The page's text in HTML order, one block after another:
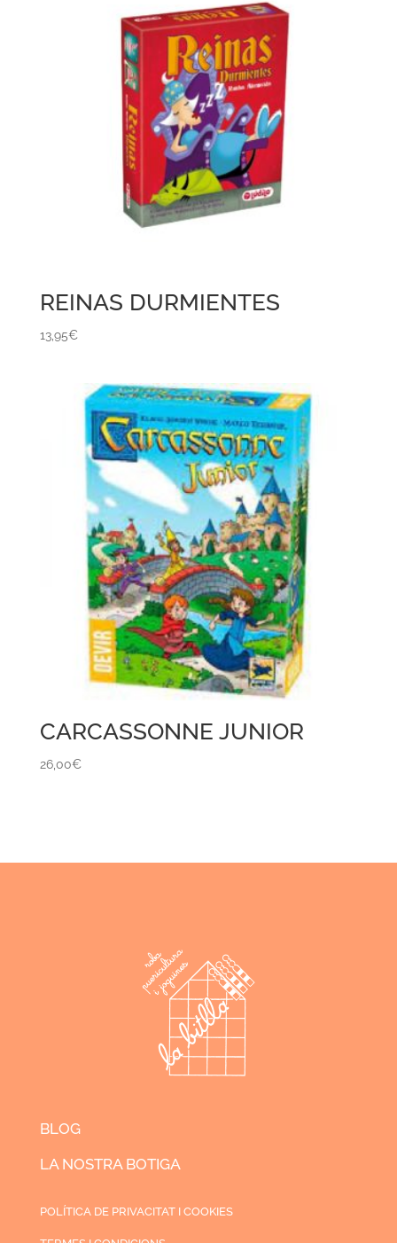
REINAS DURMIENTES
13,95€
CARCASSONNE JUNIOR
26,00€
BLOG
LA NOSTRA BOTIGA
POLÍTICA DE PRIVACITAT I COOKIES